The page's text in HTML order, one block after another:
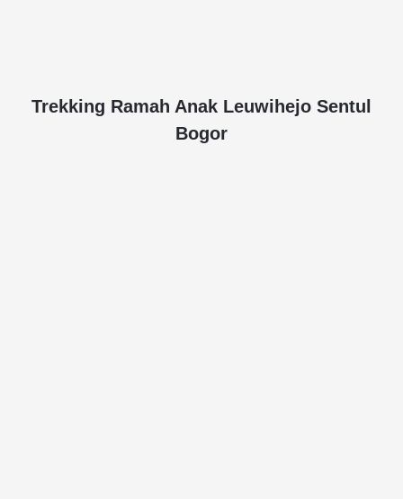
Trekking Ramah Anak Leuwihejo Sentul
Bogor